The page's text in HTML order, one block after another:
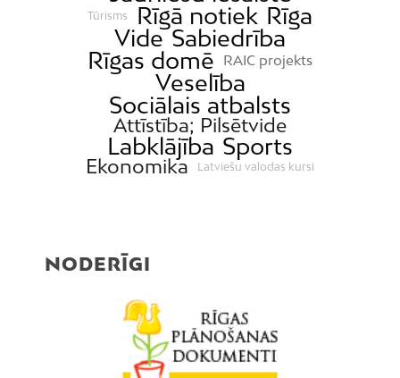
Tūrisms Rīgā notiek Rīga
Vide Sabiedrība
Rīgas domē
RAIC projekts
Veselība
Sociālais atbalsts
Attīstība; Pilsētvide
Labklājība Sports
Ekonomika Latviešu valodas kursi
NODERĪGI